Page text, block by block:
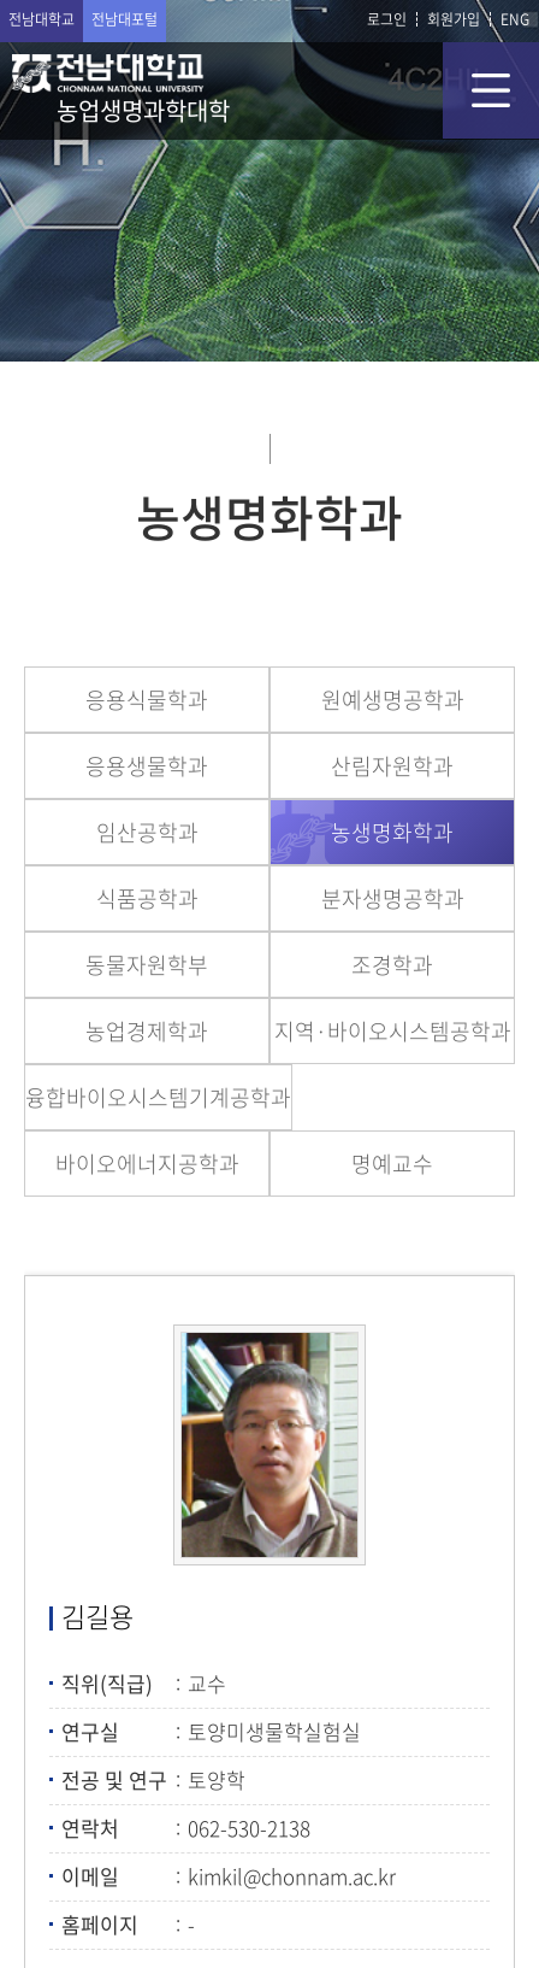
전남대학교 전남대포털 로그인 회원가입 ENG
농업생명과학대학
농생명화학과
응용식물학과 원예생명공학과
응용생물학과 산림자원학과
임산공학과 농생명화학과
식품공학과 분자생명공학과
동물자원학부 조경학과
농업경제학과 지역·바이오시스템공학과
융합바이오시스템기계공학과
바이오에너지공학과 명예교수
김길용
직위(직급)
교수
연구실
토양미생물학실험실
전공 및 연구
토양학
연락처
062-530-2138
이메일
kimkil@chonnam.ac.kr
홈페이지
-